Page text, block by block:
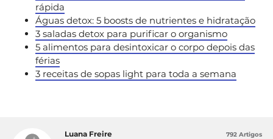
rápida
Águas detox: 5 boosts de nutrientes e hidratação
3 saladas detox para purificar o organismo
5 alimentos para desintoxicar o corpo depois das
férias
3 receitas de sopas light para toda a semana
Luana Freire 792 Artigos